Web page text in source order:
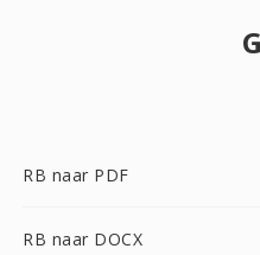
RB naar PDF
RB naar DOCX